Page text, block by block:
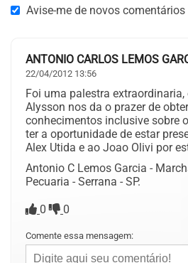
Avise-me de novos comentários
ANTONIO CARLOS LEMOS
22/04/2012 13:56
Foi uma palestra
Alysson nos da o prazer de
conhecimentos inclusive sobre
ter a oportunidade de estar
Alex Utida e ao Joao Olivi por
Antonio C Lemos Garcia -
Pecuaria - Serrana - SP.
0 0
Comente essa mensagem: